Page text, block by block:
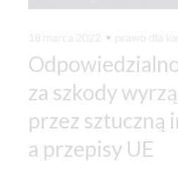
18 marca 2022 prawo dla
za szkody
przez sztuczną
a przepisy UE